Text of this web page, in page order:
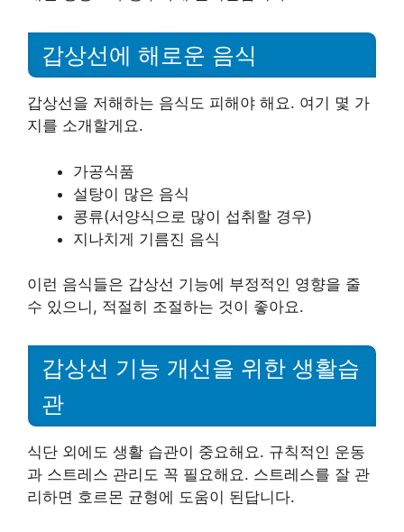
갑상선에 해로운 음식
갑상선을 저해하는 음식도 피해야 해요. 여기 몇 가
지를 소개할게요.
가공식품
설탕이 많은 음식
콩류(서양식으로 많이 섭취할 경우)
지나치게 기름진 음식
이런 음식들은 갑상선 기능에 부정적인 영향을 줄
수 있으니, 적절히 조절하는 것이 좋아요.
갑상선 기능 개선을 위한 생활습
관
식단 외에도 생활 습관이 중요해요. 규칙적인 운동
과 스트레스 관리도 꼭 필요해요. 스트레스를 잘 관
리하면 호르몬 균형에 도움이 된답니다.